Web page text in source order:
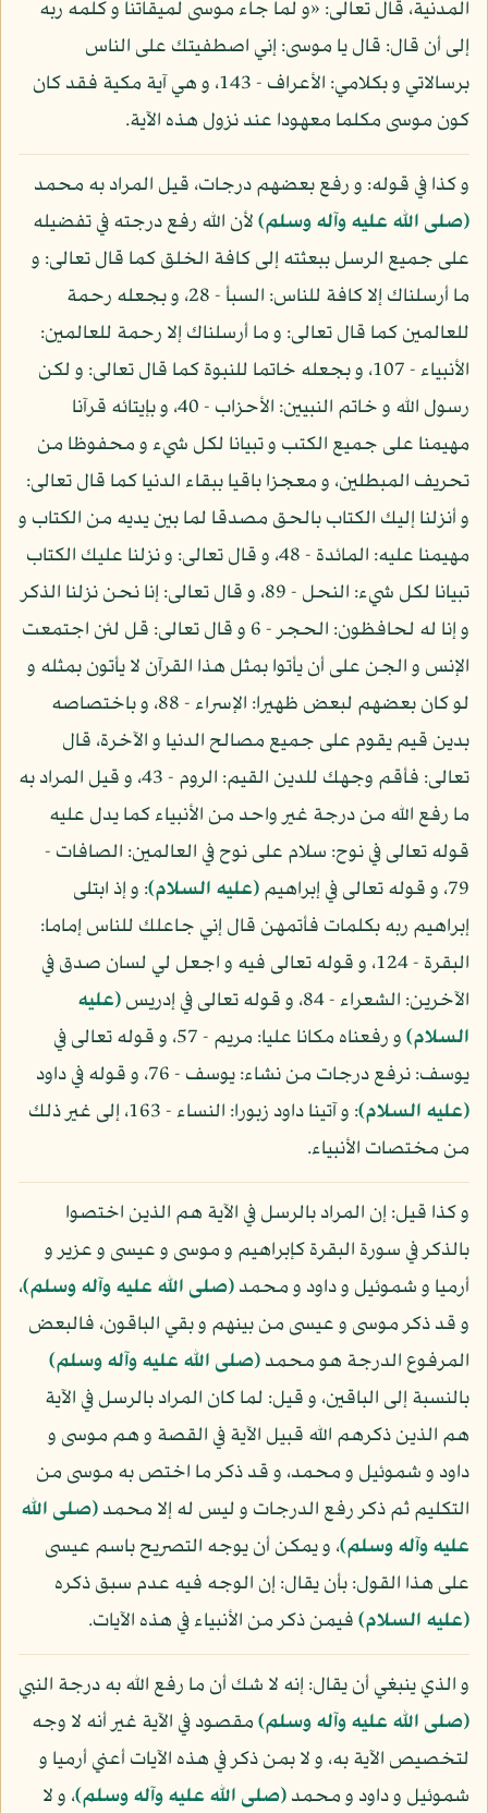
المدنية، قال تعالى: «و لما جاء موسى لميقاتنا و كلمه ربه
إلى أن قال: قال يا موسى: إني اصطفيتك على الناس
برسالاتي و بكلامي: الأعراف - 143، و هي آية مكية فقد كان
كون موسى مكلما معهودا عند نزول هذه الآية.
و كذا في قوله: و رفع بعضهم درجات، قيل المراد به محمد
(صلى الله عليه وآله وسلم)لأن الله رفع درجته في تفضيله
على جميع الرسل ببعثته إلى كافة الخلق كما قال تعالى: و
ما أرسلناك إلا كافة للناس: السبأ - 28، و بجعله رحمة
للعالمين كما قال تعالى: و ما أرسلناك إلا رحمة للعالمين:
الأنبياء - 107، و بجعله خاتما للنبوة كما قال تعالى: و لكن
رسول الله و خاتم النبيين: الأحزاب - 40، و بإيتائه قرآنا
مهيمنا على جميع الكتب و تبيانا لكل شيء و محفوظا من
تحريف المبطلين، و معجزا باقيا ببقاء الدنيا كما قال تعالى:
و أنزلنا إليك الكتاب بالحق مصدقا لما بين يديه من الكتاب و
مهيمنا عليه: المائدة - 48، و قال تعالى: و نزلنا عليك الكتاب
تبيانا لكل شيء: النحل - 89، و قال تعالى: إنا نحن نزلنا الذكر
و إنا له لحافظون: الحجر - 6 و قال تعالى: قل لئن اجتمعت
الإنس و الجن على أن يأتوا بمثل هذا القرآن لا يأتون بمثله و
لو كان بعضهم لبعض ظهيرا: الإسراء - 88، و باختصاصه
بدين قيم يقوم على جميع مصالح الدنيا و الآخرة، قال
تعالى: فأقم وجهك للدين القيم: الروم - 43، و قيل المراد به
ما رفع الله من درجة غير واحد من الأنبياء كما يدل عليه
قوله تعالى في نوح: سلام على نوح في العالمين: الصافات -
79، و قوله تعالى في إبراهيم
(عليه السلام): و إذ ابتلى
إبراهيم ربه بكلمات فأتمهن قال إني جاعلك للناس إماما:
البقرة - 124، و قوله تعالى فيه و اجعل لي لسان صدق في
الآخرين: الشعراء - 84، و قوله تعالى في إدريس
(عليه
السلام)
و رفعناه مكانا عليا: مريم - 57، و قوله تعالى في
يوسف: نرفع درجات من نشاء: يوسف - 76، و قوله في داود
(عليه السلام)
: و آتينا داود زبورا: النساء - 163، إلى غير ذلك
من مختصات الأنبياء.
و كذا قيل: إن المراد بالرسل في الآية هم الذين اختصوا
بالذكر في سورة البقرة كإبراهيم و موسى و عيسى و عزير و
أرميا و شموئيل و داود و محمد(صلى الله عليه وآله وسلم)،
و قد ذكر موسى و عيسى من بينهم و بقي الباقون، فالبعض
المرفوع الدرجة هو محمد(صلى الله عليه وآله وسلم)
بالنسبة إلى الباقين، و قيل: لما كان المراد بالرسل في الآية
هم الذين ذكرهم الله قبيل الآية في القصة و هم موسى و
داود و شموئيل و محمد، و قد ذكر ما اختص به موسى من
التكليم ثم ذكر رفع الدرجات و ليس له إلا محمد(صلى الله
عليه وآله وسلم)، و يمكن أن يوجه التصريح باسم عيسى
على هذا القول: بأن يقال: إن الوجه فيه عدم سبق ذكره
(عليه السلام)فيمن ذكر من الأنبياء في هذه الآيات.
و الذي ينبغي أن يقال: إنه لا شك أن ما رفع الله به درجة النبي
(صلى الله عليه وآله وسلم)مقصود في الآية غير أنه لا وجه
لتخصيص الآية به، و لا بمن ذكر في هذه الآيات أعني أرميا و
شموئيل و داود و محمد(صلى الله عليه وآله وسلم)، و لا